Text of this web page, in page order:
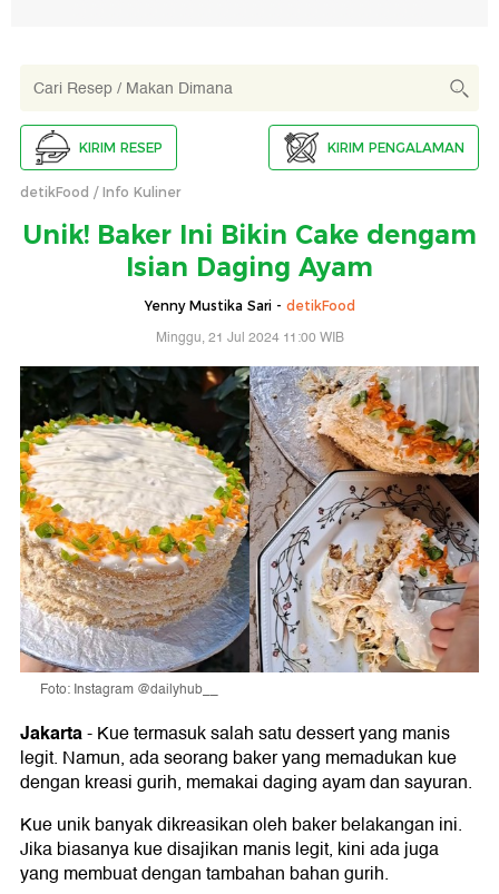
KIRIM RESEP KIRIM PENGALAMAN
detikFood Info Kuliner
Unik! Baker Ini Bikin Cake dengam
Isian Daging Ayam
Yenny Mustika Sari - detikFood
Minggu, 21 Jul 2024 11:00 WIB
Foto: Instagram @dailyhub__
Jakarta-Kue termasuk salah satu dessert yang manis
legit. Namun, ada seorang baker yang memadukan kue
dengan kreasi gurih, memakai daging ayam dan sayuran.
Kue unik banyak dikreasikan oleh baker belakangan ini.
Jika biasanya kue disajikan manis legit, kini ada juga
yang membuat dengan tambahan bahan gurih.